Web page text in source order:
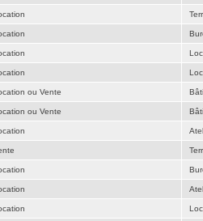
ou Vente
ou Vente